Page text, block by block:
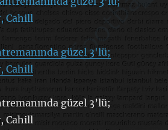
güzel 3'lü;
Cahill
güzel 3’lü;
Cahill